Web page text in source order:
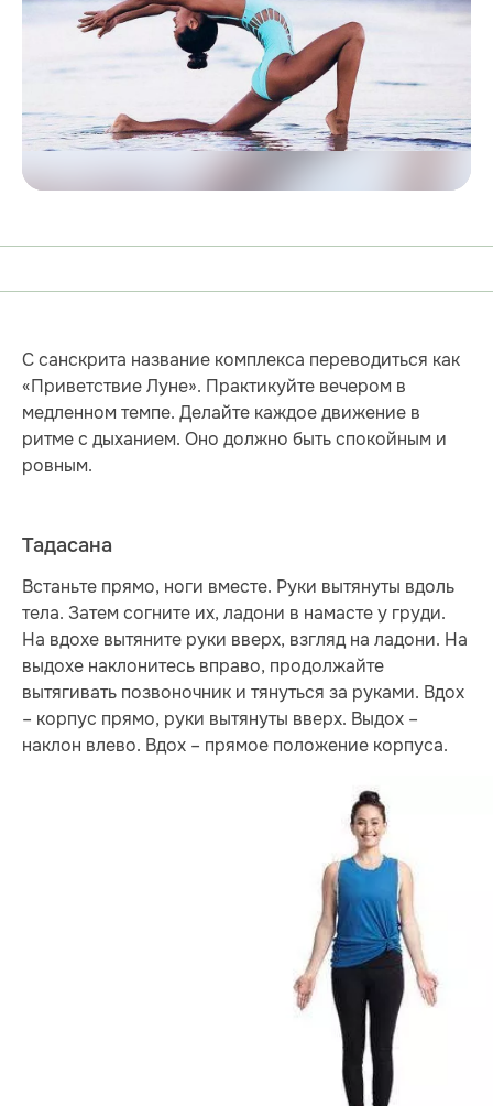
С санскрита название комплекса переводиться как
«Приветствие Луне». Практикуйте вечером в
медленном темпе. Делайте каждое движение в
ритме с дыханием. Оно должно быть спокойным и
ровным.
Тадасана
Встаньте прямо, ноги вместе. Руки вытянуты вдоль
тела. Затем согните их, ладони в намасте у груди.
На вдохе вытяните руки вверх, взгляд на ладони. На
выдохе наклонитесь вправо, продолжайте
вытягивать позвоночник и тянуться за руками. Вдох
– корпус прямо, руки вытянуты вверх. Выдох –
наклон влево. Вдох – прямое положение корпуса.